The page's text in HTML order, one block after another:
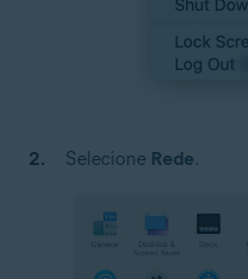
Selecione Rede.